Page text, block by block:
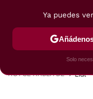
POSTRES VIAJES
HOY SE HABLA DE Lidl
Ya puedes
Solo